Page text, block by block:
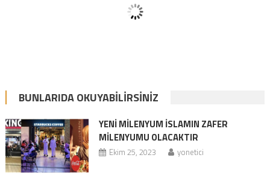
BUNLARIDA OKUYABILIRSINIZ
YENİ MİLENYUM İSLAMIN ZAFER
MİLENYUMU OLACAKTIR
Ekim 25, 2023 yonetici